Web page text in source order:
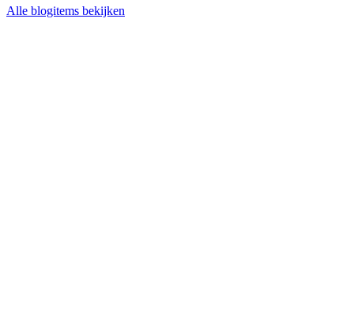
Alle blogitems bekijken